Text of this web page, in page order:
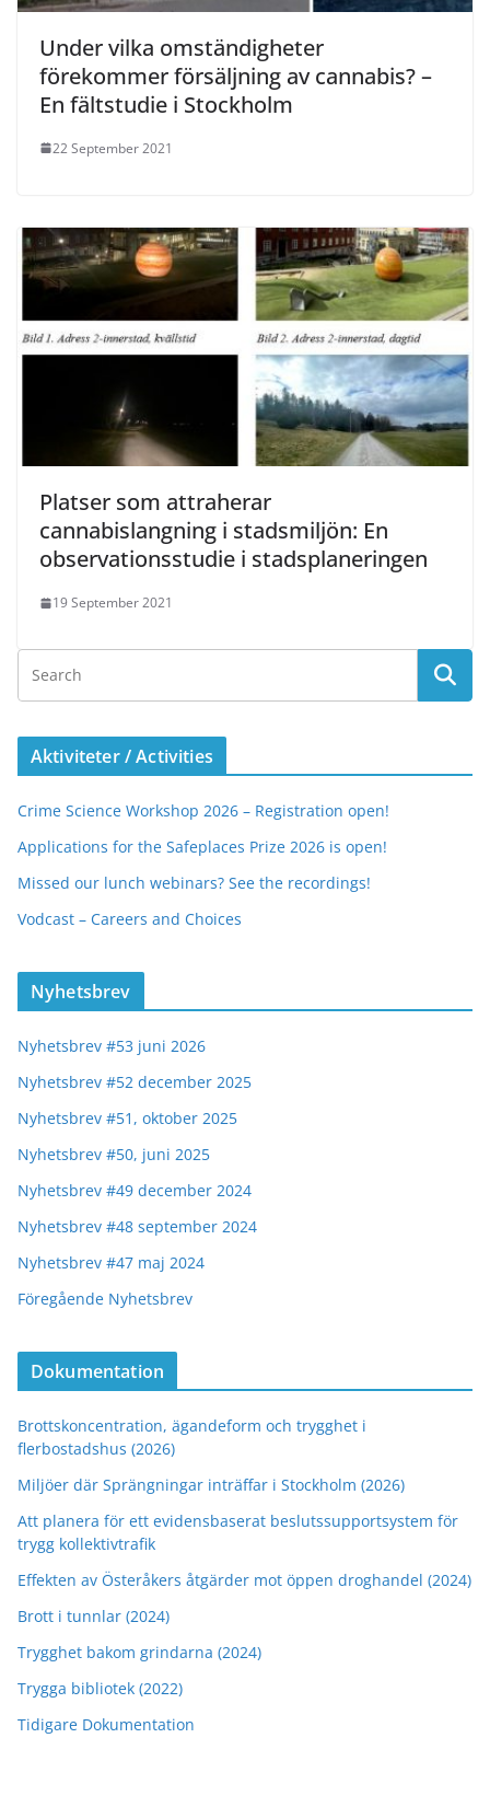
Under vilka omständigheter
förekommer försäljning av cannabis? –
En fältstudie i Stockholm
22 September 2021
Platser som attraherar
cannabislangning i stadsmiljön: En
observationsstudie i stadsplaneringen
19 September 2021
Aktiviteter / Activities
Crime Science Workshop 2026 – Registration open!
Applications for the Safeplaces Prize 2026 is open!
Missed our lunch webinars? See the recordings!
Vodcast – Careers and Choices
Nyhetsbrev
Nyhetsbrev #53 juni 2026
Nyhetsbrev #52 december 2025
Nyhetsbrev #51, oktober 2025
Nyhetsbrev #50, juni 2025
Nyhetsbrev #49 december 2024
Nyhetsbrev #48 september 2024
Nyhetsbrev #47 maj 2024
Föregående Nyhetsbrev
Dokumentation
Brottskoncentration, ägandeform och trygghet i
flerbostadshus (2026)
Miljöer där Sprängningar inträffar i Stockholm (2026)
Att planera för ett evidensbaserat beslutssupportsystem för
trygg kollektivtrafik
Effekten av Österåkers åtgärder mot öppen droghandel (2024)
Brott i tunnlar (2024)
Trygghet bakom grindarna (2024)
Trygga bibliotek (2022)
Tidigare Dokumentation